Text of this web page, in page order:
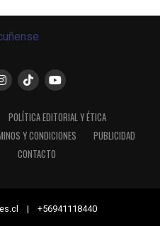
POLÍTICA EDITORIAL Y ÉTICA
Y CONDICIONES
PUBLICIDAD
CONTACTO
| +56941118440